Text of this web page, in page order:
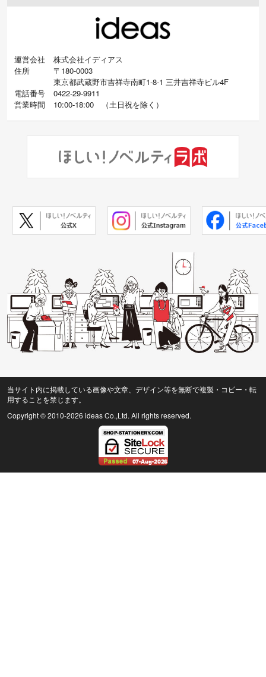
運営会社
株式会社イディアス
住所
〒180-0003
東京都武蔵野市吉祥寺南町1-8-1 三井吉祥寺ビル4F
電話番号
0422-29-9911
営業時間
10:00-18:00 （土日祝を除く）
当サイト内に掲載している画像や文章、デザイン等を無断で複製・コピー・転
用することを禁じます。
Copyright © 2010-2026 ideas Co.,Ltd. All rights reserved.